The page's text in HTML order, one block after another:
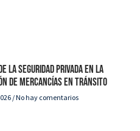
la seguridad privada en la
de mercancías en tránsito
No hay comentarios